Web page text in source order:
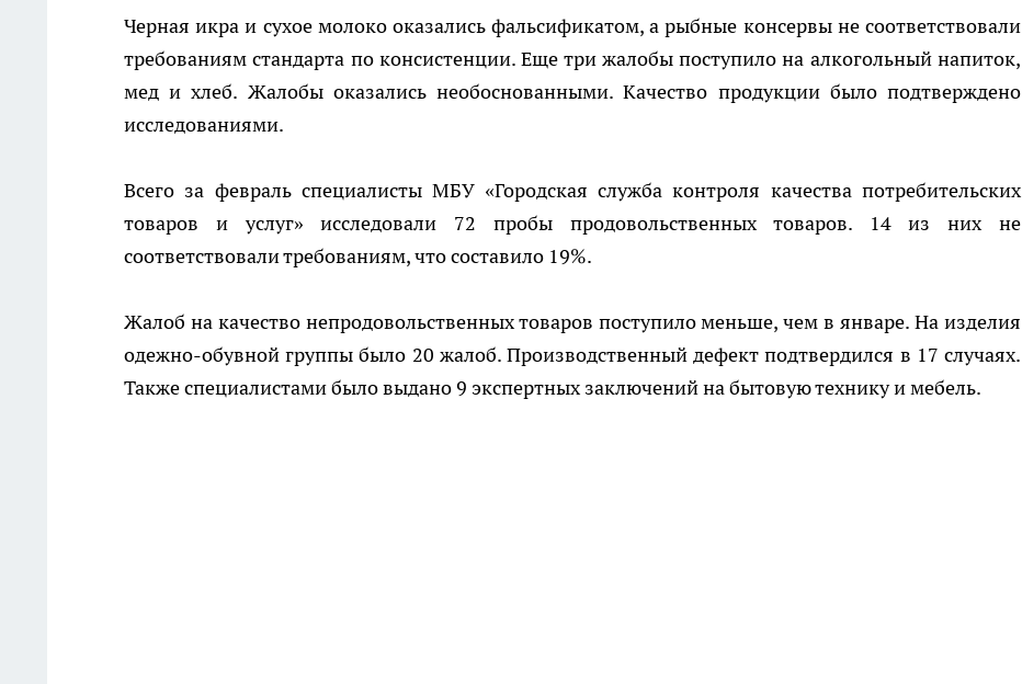
Черная икра и сухое молоко оказались фальсификатом, а рыбные консервы не соответствовали
требованиям стандарта по консистенции. Еще три жалобы поступило на алкогольный напиток,
мед и хлеб. Жалобы оказались необоснованными. Качество продукции было подтверждено
исследованиями.
Всего за февраль специалисты МБУ «Городская служба контроля качества потребительских
товаров и услуг» исследовали 72 пробы продовольственных товаров. 14 из них не
соответствовали требованиям, что составило 19%.
Жалоб на качество непродовольственных товаров поступило меньше, чем в январе. На изделия
одежно-обувной группы было 20 жалоб. Производственный дефект подтвердился в 17 случаях.
Также специалистами было выдано 9 экспертных заключений на бытовую технику и мебель.